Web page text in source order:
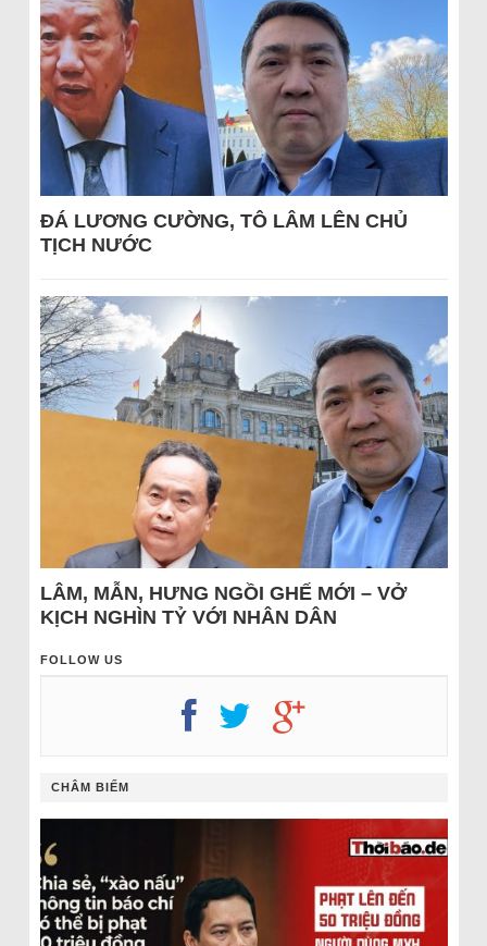
ĐÁ LƯƠNG CƯỜNG, TÔ LÂM LÊN CHỦ
TỊCH NƯỚC
LÂM, MẪN, HƯNG NGỒI GHẾ MỚI – VỞ
KỊCH NGHÌN TỶ VỚI NHÂN DÂN
FOLLOW US
CHÂM BIẾM